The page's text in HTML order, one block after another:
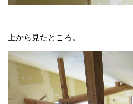
上から見たところ。